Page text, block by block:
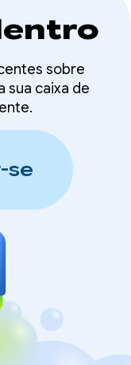
sobre
sua caixa de
se